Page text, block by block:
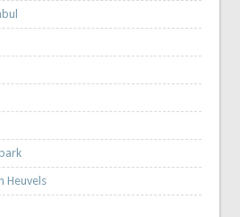
Heuvels